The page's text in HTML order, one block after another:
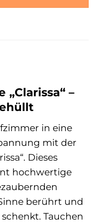
–
in eine
mit der
Dieses
hochwertige
berührt und
Tauchen